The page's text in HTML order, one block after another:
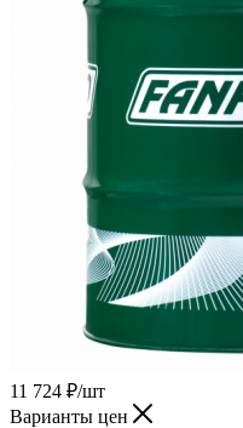
11 724 ₽/шт
Варианты цен